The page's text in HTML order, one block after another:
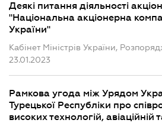
Деякі питання діяльності
"Національна акціонерна
України"
Кабінет Міністрів України,
23.01.2023
Рамкова угода між Урядом
Турецької Республіки про
високих технологій, авіаційній